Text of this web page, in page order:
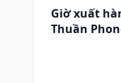
Giờ xuất
Thuần